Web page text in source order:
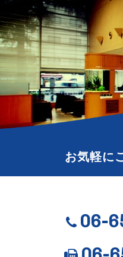
お気軽に
06-